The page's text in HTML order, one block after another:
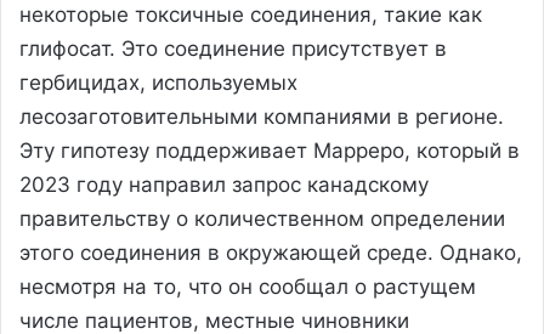
некоторые токсичные соединения, такие как
глифосат. Это соединение присутствует в
гербицидах, используемых
лесозаготовительными компаниями в регионе.
Эту гипотезу поддерживает Марреро, который в
2023 году направил запрос канадскому
правительству о количественном определении
этого соединения в окружающей среде. Однако,
несмотря на то, что он сообщал о растущем
числе пациентов, местные чиновники